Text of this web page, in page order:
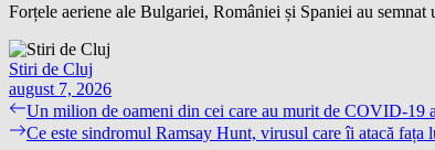
Forțele aeriene ale Bulgariei, României și Spaniei au
Stiri de Cluj
august 7, 2026
Navigare
în
Previous
post:
Un milion de oameni din cei care au murit de COVID-19
Next
Ce este sindromul Ramsay Hunt, virusul care îi atacă fața